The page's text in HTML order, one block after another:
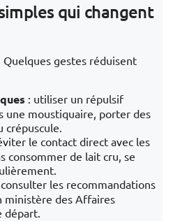
qui changent
Quelques gestes réduisent
: utiliser un répulsif
une moustiquaire, porter des
crépuscule.
le contact direct avec les
consommer de lait cru, se
les recommandations
ministère des Affaires
départ.